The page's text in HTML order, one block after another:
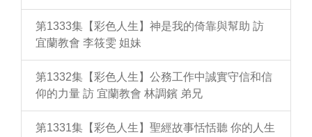
第1333集【彩色人生】神是我的倚靠與幫助 訪
宜蘭教會 李筱雯 姐妹
第1332集【彩色人生】公務工作中誠實守信和信
仰的力量 訪 宜蘭教會 林調鑌 弟兄
第1331集【彩色人生】聖經故事恬恬聽 你的人生